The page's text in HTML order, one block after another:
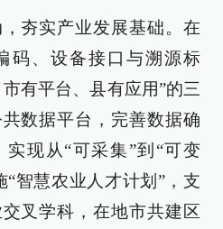
夯实产业发展基础。在
码、设备接口与溯源标
有平台、县有应用”的三
数据平台，完善数据确
现从“可采集”到“可变
智慧农业人才计划”，支
叉学科，在地市共建区